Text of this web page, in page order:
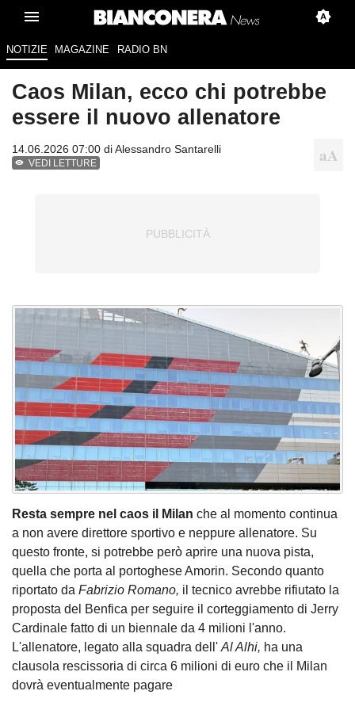
NOTIZIE MAGAZINE RADIO BN
Caos Milan, ecco chi potrebbe
essere il nuovo allenatore
14.06.2026 07:00 diAlessandro Santarelli
VEDI LETTURE
Resta sempre nel caos il Milan che al momento continua
a non avere direttore sportivo e neppure allenatore. Su
questo fronte, si potrebbe però aprire una nuova pista,
quella che porta al portoghese Amorin. Secondo quanto
riportato da Fabrizio Romano, il tecnico avrebbe rifiutato la
proposta del Benfica per seguire il corteggiamento di Jerry
Cardinale fatto di un biennale da 4 milioni l'anno.
L'allenatore, legato alla squadra dell' Al Alhi, ha una
clausola rescissoria di circa 6 milioni di euro che il Milan
dovrà eventualmente pagare